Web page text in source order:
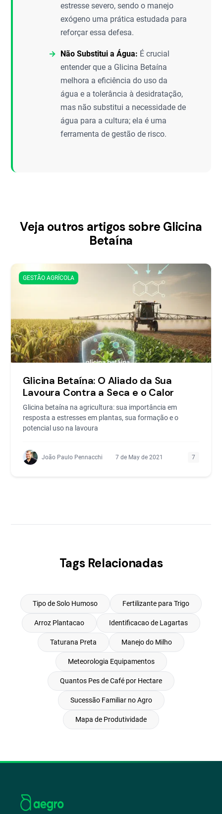
estresse severo, sendo o manejo
exógeno uma prática estudada para
reforçar essa defesa.
Não Substitui a Água: É crucial
entender que a Glicina Betaína
melhora a eficiência do uso da
água e a tolerância à desidratação,
mas não substitui a necessidade de
água para a cultura; ela é uma
ferramenta de gestão de risco.
Veja outros artigos sobre Glicina
Betaína
GESTÃO AGRÍCOLA
Glicina Betaína: O Aliado da Sua
Lavoura Contra a Seca e o Calor
Glicina betaína na agricultura: sua importância em
resposta a estresses em plantas, sua formação e o
potencial uso na lavoura
João Paulo Pennacchi 7 de May de 2021 7
Tags Relacionadas
Tipo de Solo Humoso Fertilizante para Trigo
Arroz Plantacao Identificacao de Lagartas
Taturana Preta Manejo do Milho
Meteorologia Equipamentos
Quantos Pes de Café por Hectare
Sucessão Familiar no Agro
Mapa de Produtividade